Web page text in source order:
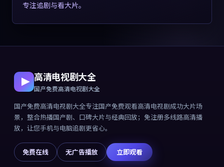
专注追剧与看大片。
高清电视剧大全
国产免费高清电视剧大全
国产免费高清电视剧大全专注国产免费观看高清电视剧成功大片场
景，整合热播国产剧、口碑大片与经典回放；免注册多线路高清播
放，让您手机与电脑追剧更省心。
免费在线 无广告播放 立即观看